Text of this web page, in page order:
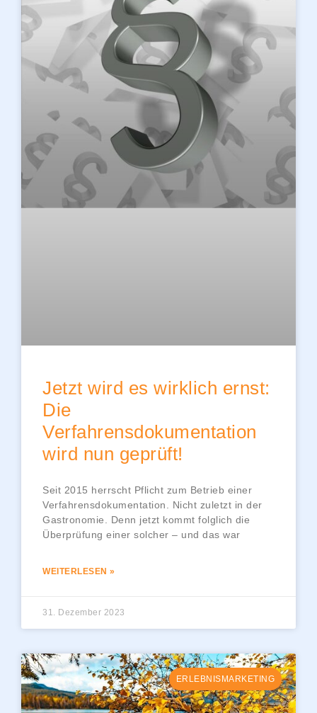
Jetzt wird es wirklich ernst:
Die
Verfahrensdokumentation
wird nun geprüft!
Seit 2015 herrscht Pflicht zum Betrieb einer
Verfahrensdokumentation. Nicht zuletzt in der
Gastronomie. Denn jetzt kommt folglich die
Überprüfung einer solcher – und das war
WEITERLESEN »
31. Dezember 2023
ERLEBNISMARKETING